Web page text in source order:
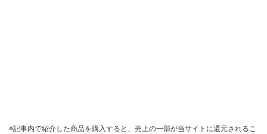
※記事内で紹介した商品を購入すると、売上の一部が当サイトに還元されるこ